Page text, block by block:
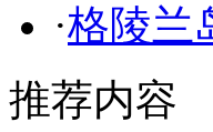
·格陵兰
推荐内容